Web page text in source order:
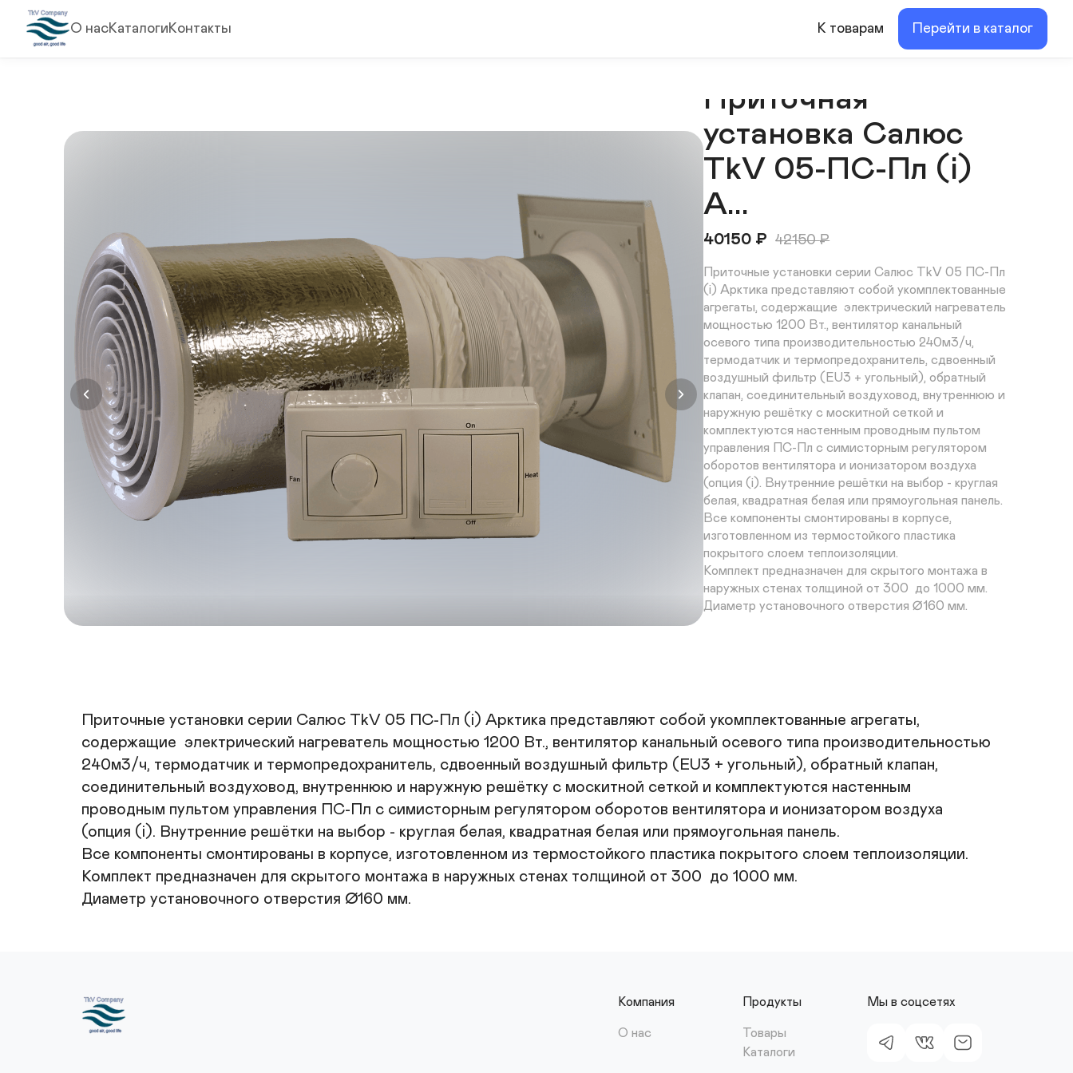
О насКаталогиКонтакты К товарам Перейти в каталог
Приточная
установка Салюс
TkV 05-ПС-Пл (i)
А...
40150 ₽ 42150₽
Приточные установки серии Салюс TkV 05 ПС-Пл
(i) Арктика представляют собой укомплектованные
агрегаты, содержащие  электрический нагреватель
мощностью 1200 Вт., вентилятор канальный
осевого типа производительностью 240м3/ч,
термодатчик и термопредохранитель, сдвоенный
воздушный фильтр (EU3 + угольный), обратный
клапан, соединительный воздуховод, внутреннюю и
наружную решётку с москитной сеткой и
комплектуются настенным проводным пультом
управления ПС-Пл с симисторным регулятором
оборотов вентилятора и ионизатором воздуха
(опция (i). Внутренние решётки на выбор - круглая
белая, квадратная белая или прямоугольная панель.
Все компоненты смонтированы в корпусе,
изготовленном из термостойкого пластика
покрытого слоем теплоизоляции.
Комплект предназначен для скрытого монтажа в
наружных стенах толщиной от 300  до 1000 мм.
Диаметр установочного отверстия ∅160 мм.
Приточные установки серии Салюс TkV 05 ПС-Пл (i) Арктика представляют собой укомплектованные агрегаты,
содержащие  электрический нагреватель мощностью 1200 Вт., вентилятор канальный осевого типа производительностью
240м3/ч, термодатчик и термопредохранитель, сдвоенный воздушный фильтр (EU3 + угольный), обратный клапан,
соединительный воздуховод, внутреннюю и наружную решётку с москитной сеткой и комплектуются настенным
проводным пультом управления ПС-Пл с симисторным регулятором оборотов вентилятора и ионизатором воздуха
(опция (i). Внутренние решётки на выбор - круглая белая, квадратная белая или прямоугольная панель.
Все компоненты смонтированы в корпусе, изготовленном из термостойкого пластика покрытого слоем теплоизоляции.
Комплект предназначен для скрытого монтажа в наружных стенах толщиной от 300  до 1000 мм.
Диаметр установочного отверстия ∅160 мм.
Компания
О нас
Продукты
Товары
Каталоги
Мы в соцсетях